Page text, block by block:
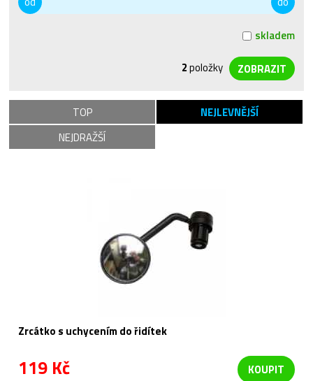
skladem
2položky
TOP
NEJLEVNĚJŠÍ
NEJDRAŽŠÍ
Zrcátko s uchycením do řidítek
119 Kč KOUPIT